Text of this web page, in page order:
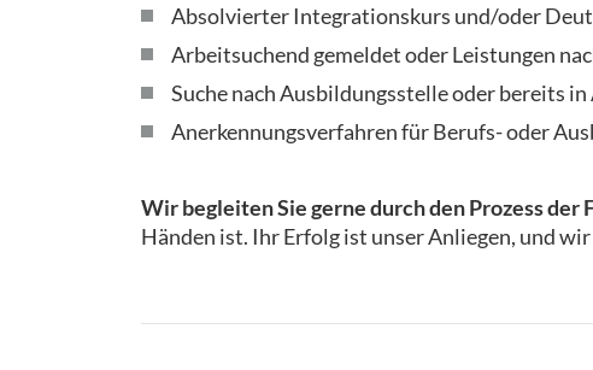
Absolvierter Integrationskurs und/oder
Arbeitsuchend gemeldet oder Leistungen
Suche nach Ausbildungsstelle oder bereits
Anerkennungsverfahren für Berufs- oder
Wir begleiten Sie gerne durch den Prozess der
Händen ist. Ihr Erfolg ist unser Anliegen, und